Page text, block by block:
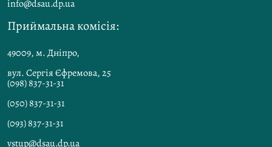
info@dsau.dp.ua
Приймальна комісія:
49009, м. Дніпро,
вул. Сергія Єфремова, 25
(098) 837-31-31
(050) 837-31-31
(093) 837-31-31
vstup@dsau.dp.ua